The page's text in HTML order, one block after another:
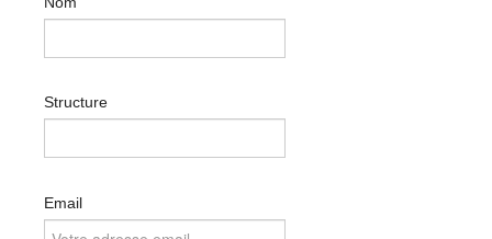
Structure
Email